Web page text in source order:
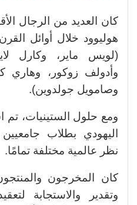
كان العديد من الرجال
هوليوود خلال أوائل
(لويس ماير، وكارل
وأدولف زوكور،
وصامويل جولدوين).
ومع حلول الستينيات، تم
اليهودي بطلاب
نظر عالمية مختلفة تمامًا.
كان المخرجون
وتقدير والاستجابة